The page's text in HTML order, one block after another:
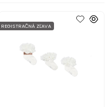
REGISTRAČNÁ ZĽAVA